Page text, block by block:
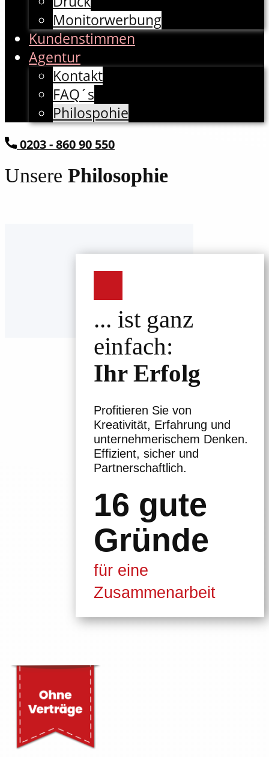
Monitorwerbung
Kundenstimmen
Agentur
Kontakt
FAQ´s
Philospohie
​0203 - 860 90 550
Unsere Philosophie
... ist ganz
einfach:
Ihr Erfolg
Profitieren Sie von
Kreativität, Erfahrung und
unternehmerischem Denken.
Effizient, sicher und
Partnerschaftlich.
16 gute
Gründe
für eine
Zusammenarbeit